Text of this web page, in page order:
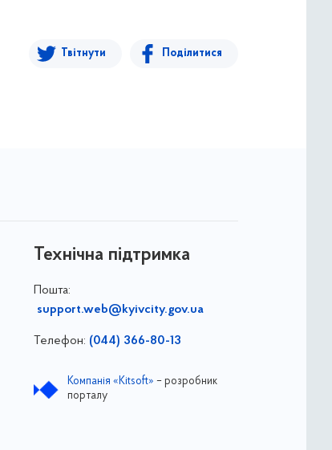
Твітнути Поділитися
Технічна підтримка
Пошта:
support.web@kyivcity.gov.ua
Телефон: (044) 366-80-13
Компанія «Kitsoft» – розробник
порталу